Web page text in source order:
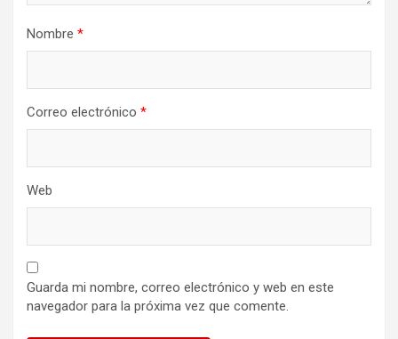
Nombre *
Correo electrónico *
Web
Guarda mi nombre, correo electrónico y web en este
navegador para la próxima vez que comente.